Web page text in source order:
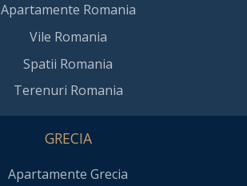
Apartamente Romania
Vile Romania
Spatii Romania
Terenuri Romania
GRECIA
Apartamente Grecia